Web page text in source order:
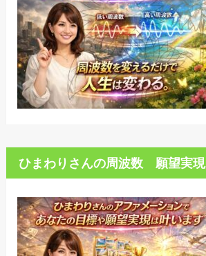
ひまわりさんの周波数 願望実現